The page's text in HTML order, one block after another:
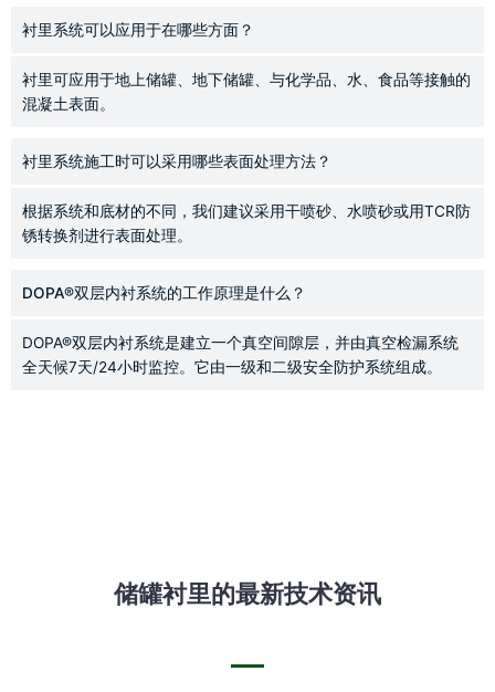
衬里系统可以应用于在哪些方面？
衬里可应用于地上储罐、地下储罐、与化学品、水、食品等接触的
混凝土表面。
衬里系统施工时可以采用哪些表面处理方法？
根据系统和底材的不同，我们建议采用干喷砂、水喷砂或用TCR防
锈转换剂进行表面处理。
DOPA®双层内衬系统的工作原理是什么？
DOPA®双层内衬系统是建立一个真空间隙层，并由真空检漏系统
全天候7天/24小时监控。它由一级和二级安全防护系统组成。
储罐衬里的最新技术资讯